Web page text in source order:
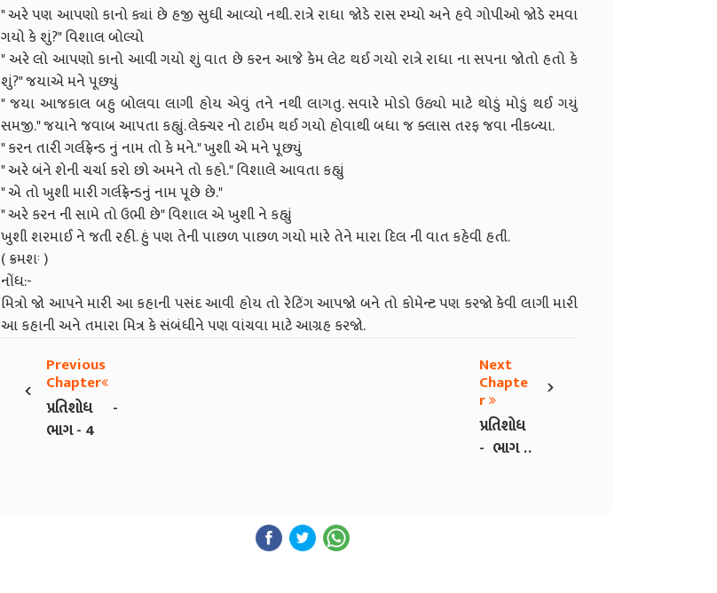
" અરે પણ આપણો કાનો ક્યાં છે હજી સુધી આવ્યો નથી. રાત્રે રાધા જોડે રાસ રમ્યો અને હવે ગોપીઓ જોડે રમવા
ગયો કે શું?" વિશાલ બોલ્યો
" અરે લો આપણો કાનો આવી ગયો શું વાત છે કરન આજે કેમ લેટ થઈ ગયો રાત્રે રાધા ના સપના જોતો હતો કે
શું?" જયાએ મને પૂછ્યું
" જયા આજકાલ બહુ બોલવા લાગી હોય એવું તને નથી લાગતુ. સવારે મોડો ઉઠ્યો માટે થોડું મોડું થઈ ગયું
સમજી." જયાને જવાબ આપતા કહ્યું. લેક્ચર નો ટાઈમ થઈ ગયો હોવાથી બધા જ ક્લાસ તરફ જવા નીકળ્યા.
" કરન તારી ગર્લફ્રેન્ડ નું નામ તો કે મને." ખુશી એ મને પૂછ્યું
" અરે બંને શેની ચર્ચા કરો છો અમને તો કહો." વિશાલે આવતા કહ્યું
" એ તો ખુશી મારી ગર્લફ્રેન્ડનું નામ પૂછે છે."
" અરે કરન ની સામે તો ઉભી છે" વિશાલ એ ખુશી ને કહ્યું
ખુશી શરમાઈ ને જતી રહી. હું પણ તેની પાછળ પાછળ ગયો મારે તેને મારા દિલ ની વાત કહેવી હતી.
( ક્રમશઃ )
નોંધ:-
મિત્રો જો આપને મારી આ કહાની પસંદ આવી હોય તો રેટિંગ આપજો બને તો કોમેન્ટ પણ કરજો કેવી લાગી મારી
આ કહાની અને તમારા મિત્ર કે સંબંધીને પણ વાંચવા માટે આગ્રહ કરજો.
‹
Previous
Chapter
પ્રતિશોધ -
ભાગ - 4
›
Next
Chapte
r
પ્રતિશોધ
- ભાગ -